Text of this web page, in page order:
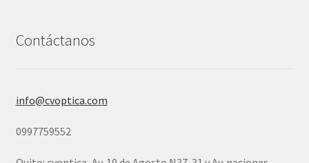
Contáctanos
info@cvoptica.com
0997759552